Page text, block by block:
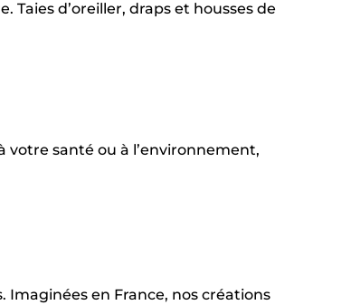
d’oreiller, draps et housses de
votre santé ou à l’environnement,
en France, nos créations